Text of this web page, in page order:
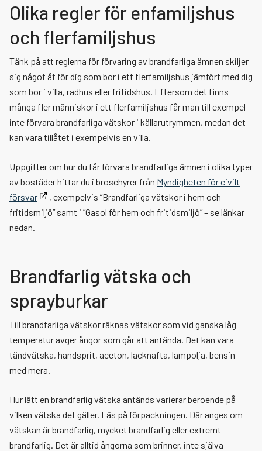
Fyrverkerier
Extremväder och naturolyckor
Översvämning
Viktigt meddelande till allmänheten
Farlig verksamhet, Seveso
Företag & Verksamhet
Automatiskt brandlarm
Anpassning till 4G och 5G
Brandskydd i lokaler och byggnader Växla
Brandskydd vid ansökan om serveringstillstånd
Tillsyn brandskydd
Brandfarliga och explosiva varor
Tillsyn brandfarliga och explosiva varor
Föreståndare
Tillfällig övernattning
Utbildning
Våra utbildningar
Boka utbildning
Om oss Växla
Kontakta oss
Våra brandstationer
Så styrs vi
Styrdokument
Anslagstavla
Årsredovisning
Räddningstjänst under höjd beredskap
Samverkan
Räddningsregion Västra Götaland
Jobba hos oss
Brandman heltid
Brandman deltid
Brandingenjör och brandinspektör
Press och information
Blanketter
Blanketter
Anslagstavla
Kontakta oss
Olika regler för enfamiljshus
och flerfamiljshus
Tänk på att reglerna för förvaring av brandfarliga ämnen skiljer
sig något åt för dig som bor i ett flerfamiljshus jämfört med dig
som bor i villa, radhus eller fritidshus. Eftersom det finns
många fler människor i ett flerfamiljshus får man till exempel
inte förvara brandfarliga vätskor i källarutrymmen, medan det
kan vara tillåtet i exempelvis en villa.
Uppgifter om hur du får förvara brandfarliga ämnen i olika typer
av bostäder hittar du i broschyrer från Myndigheten för civilt
försvar
, exempelvis ”Brandfarliga vätskor i hem och
fritidsmiljö” samt i ”Gasol för hem och fritidsmiljö” – se länkar
nedan.
Brandfarlig vätska och
sprayburkar
Till brandfarliga vätskor räknas vätskor som vid ganska låg
temperatur avger ångor som går att antända. Det kan vara
tändvätska, handsprit, aceton, lacknafta, lampolja, bensin
med mera.
Hur lätt en brandfarlig vätska antänds varierar beroende på
vilken vätska det gäller. Läs på förpackningen. Där anges om
vätskan är brandfarlig, mycket brandfarlig eller extremt
brandfarlig. Det är alltid ångorna som brinner, inte själva